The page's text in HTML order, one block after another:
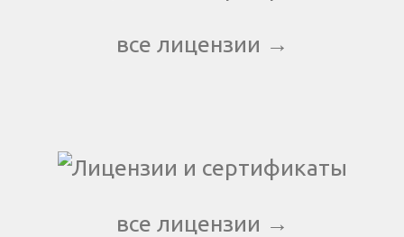
все лицензии →
все лицензии →